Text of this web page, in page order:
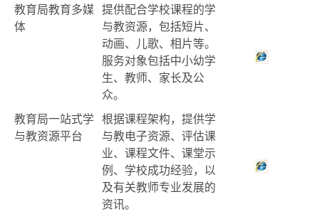
教育局教育多媒
体
提供配合学校课程的学
与教资源，包括短片、
动画、儿歌、相片等。
服务对象包括中小幼学
生、教师、家长及公
众。
教育局一站式学
与教资源平台
根据课程架构，提供学
与教电子资源、评估课
业、课程文件、课堂示
例、学校成功经验，以
及有关教师专业发展的
资讯。